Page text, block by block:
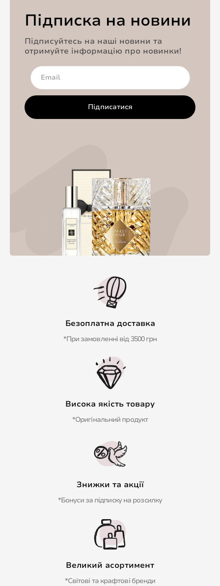
Підписка на новини
Підписуйтесь на наші новини та
отримуйте інформацію про новинки!
Підписатися
Безоплатна доставка
*При замовленні від 3500 грн
Висока якість товару
*Оригінальний продукт
Знижки та акції
*Бонуси за підписку на розсилку
Великий асортимент
*Світові та крафтові бренди